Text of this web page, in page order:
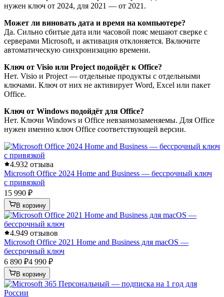
нужен ключ от 2024, для 2021 — от 2021.
Может ли виновать дата и время на компьютере?
Да. Сильно сбитые дата или часовой пояс мешают сверке с
серверами Microsoft, и активация отклоняется. Включите
автоматическую синхронизацию времени.
Ключ от Visio или Project подойдёт к Office?
Нет. Visio и Project — отдельные продукты с отдельными
ключами. Ключ от них не активирует Word, Excel или пакет
Office.
Ключ от Windows подойдёт для Office?
Нет. Ключи Windows и Office невзаимозаменяемы. Для Office
нужен именно ключ Office соответствующей версии.
4.932 отзыва
Microsoft Office 2024 Home and Business — бессрочный ключ
с привязкой
15 990 ₽
В корзину
4.949 отзывов
Microsoft Office 2021 Home and Business для macOS —
бессрочный ключ
6 890 ₽4 990 ₽
В корзину